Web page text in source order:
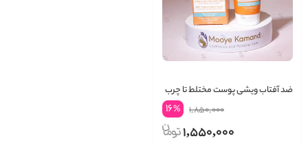
ضد آفتاب ویشی پوست مختلط تا چرب
1,850,000
16%
1,550,000